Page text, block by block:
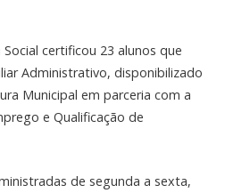
certificou 23 alunos que
Administrativo, disponibilizado
Municipal em parceria com a
e Qualificação de
de segunda a sexta,